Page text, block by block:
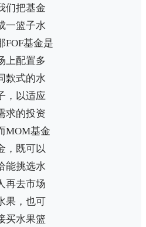
们把基金
一篮子水
FOF基金是
上配置多
款式的水
，以适应
求的投资
MOM基金
，既可以
能挑选水
再去市场
果，也可
买水果篮